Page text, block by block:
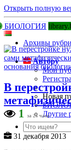
Открыть полную
БИОЛОГИЯ
Архивы
Автору
Мои
Новая
Другие
В
1
за 24 часа
31 декабря 2013